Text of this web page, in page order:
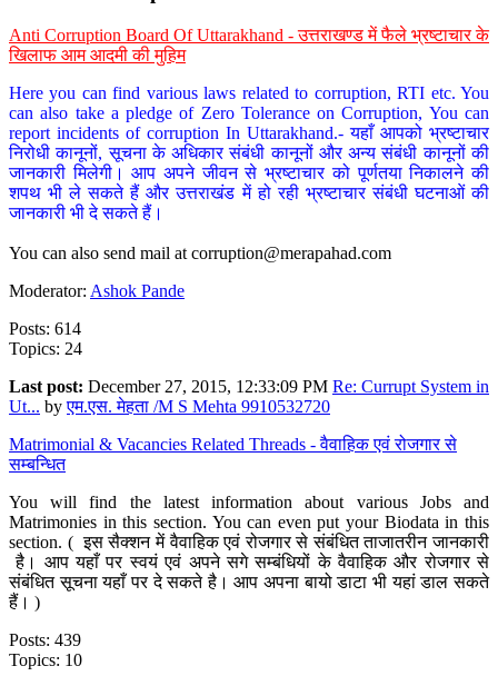
Anti Corruption Board Of Uttarakhand - उत्तराखण्ड में फैले भ्रष्टाचार के
खिलाफ आम आदमी की मुहिम
Here you can find various laws related to corruption, RTI etc. You
can also take a pledge of Zero Tolerance on Corruption, You can
report incidents of corruption In Uttarakhand.- यहाँ आपको भ्रष्टाचार
निरोधी कानूनों, सूचना के अधिकार संबंधी कानूनों और अन्य संबंधी कानूनों की
जानकारी मिलेगी। आप अपने जीवन से भ्रष्टाचार को पूर्णतया निकालने की
शपथ भी ले सकते हैं और उत्तराखंड में हो रही भ्रष्टाचार संबंधी घटनाओं की
जानकारी भी दे सकते हैं।
You can also send mail at corruption@merapahad.com
Moderator: Ashok Pande
Posts: 614
Topics: 24
Last post: December 27, 2015, 12:33:09 PM Re: Currupt System in
Ut... byएम.एस. मेहता /M S Mehta 9910532720
Matrimonial & Vacancies Related Threads - वैवाहिक एवं रोजगार से
सम्बन्धित
You will find the latest information about various Jobs and
Matrimonies in this section. You can even put your Biodata in this
section. ( इस सैक्शन में वैवाहिक एवं रोजगार से संबंधित ताजातरीन जानकारी
है। आप यहाँ पर स्वयं एवं अपने सगे सम्बंधियों के वैवाहिक और रोजगार से
संबंधित सूचना यहाँ पर दे सकते है। आप अपना बायो डाटा भी यहां डाल सकते
हैं। )
Posts: 439
Topics: 10